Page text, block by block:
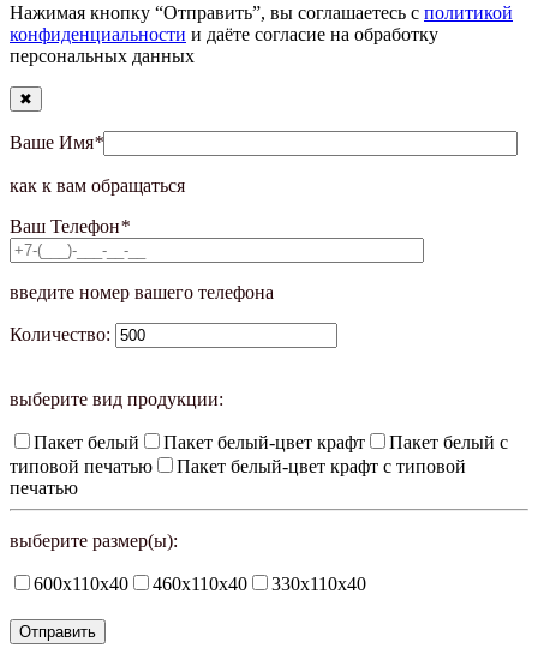
Нажимая кнопку “Отправить”, вы соглашаетесь с политикой
конфиденциальности и даёте согласие на обработку
персональных данных
✖
Ваше Имя*
как к вам обращаться
Ваш Телефон*
введите номер вашего телефона
Количество:
выберите вид продукции:
Пакет белый Пакет белый-цвет крафт
Пакет белый с
типовой печатью
Пакет белый-цвет крафт с типовой
печатью
выберите размер(ы):
600х110х40 460х110х40 330х110х40